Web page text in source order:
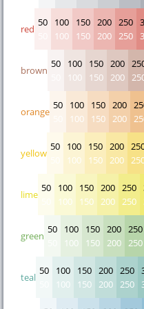
red
50
100
100
150
150
200
200
250
250
brown
50
100
100
150
150
200
200
orange
50
100
100
150
150
200
200
yellow
50
100
100
150
150
200
200
lime
50
100
100
150
150
200
200
250
250
green
50
100
100
150
150
200
200
250
250
teal
50
100
100
150
150
200
200
250
250